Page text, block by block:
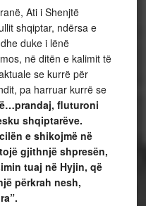
Ati i Shenjtë
shqiptar, ndërsa e
duke i lënë
në ditën e kalimit të
se kurrë për
pa harruar kurrë se
fluturoni
shqiptarëve.
e shikojmë në
gjithnjë shpresën,
tuaj në Hyjin, që
përkrah nesh,